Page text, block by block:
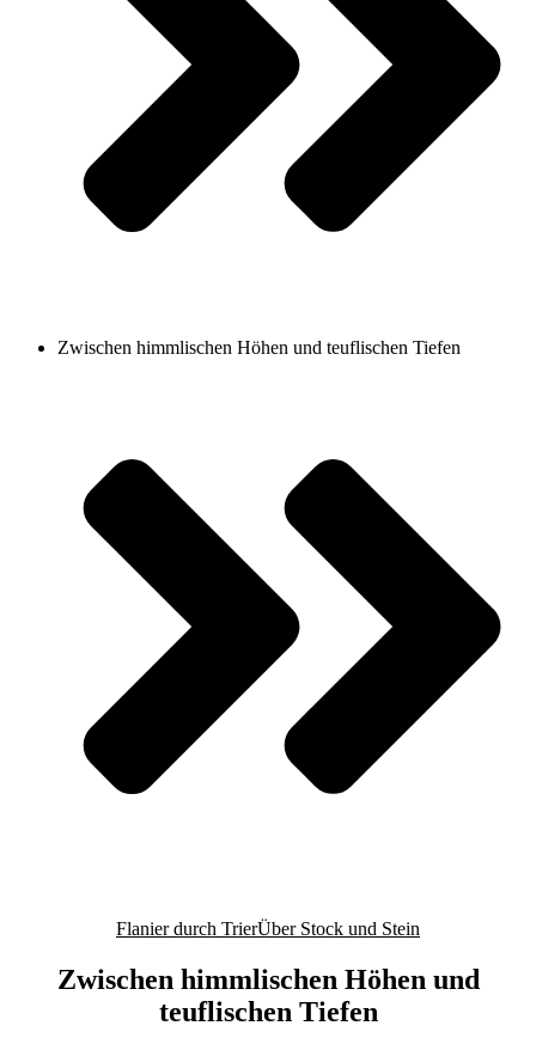
Zwischen himmlischen Höhen und teuflischen Tiefen
Flanier durch TrierÜber Stock und Stein
Zwischen himmlischen Höhen und
teuflischen Tiefen